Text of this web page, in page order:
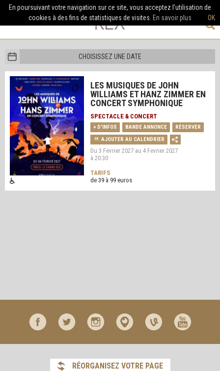
CHOISISSEZ UNE DATE
LES MUSIQUES DE JOHN
WILLIAMS ET HANZ ZIMMER EN
CONCERT SYMPHONIQUE
SPECTACLE & CONCERT
+ D'INFOS BANDE ANNONCE
RÉSERVER
AJOUTER AU CALENDRIER
Du 3 Fevrier 2027 au 4 Fevrier 2027
à 20:30
TARIFS
de 39 à 99 euros
RÉORGANISEZ VOTRE PAGE
OK
En poursuivant votre navigation sur ce site, vous acceptez l’utilisation de
cookies à des fins de statistiques de visites. En savoir plus